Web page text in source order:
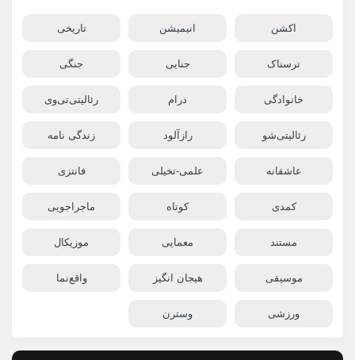
اکشن انیمیشن تاریخی
ترسناک جنایی جنگی
خانوادگی درام رئالیتی‌تی‌وی
رئالیتی‌شو رازآلود زندگی نامه
عاشقانه علمی-تخیلی فانتزی
کمدی کوتاه ماجراجویی
مستند معمایی موزیکال
موسیقی هیجان انگیز واقع‌نما
ورزشی وسترن